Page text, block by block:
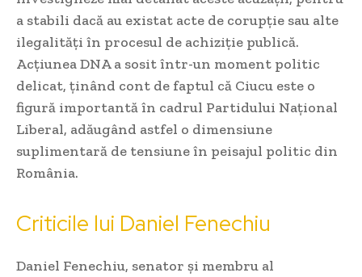
a stabili dacă au existat acte de corupție sau alte
ilegalități în procesul de achiziție publică.
Acțiunea DNA a sosit într-un moment politic
delicat, ținând cont de faptul că Ciucu este o
figură importantă în cadrul Partidului Național
Liberal, adăugând astfel o dimensiune
suplimentară de tensiune în peisajul politic din
România.
Criticile lui Daniel Fenechiu
Daniel Fenechiu, senator și membru al